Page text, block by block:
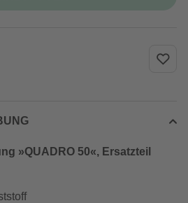
»QUADRO 50«, Ersatzteil